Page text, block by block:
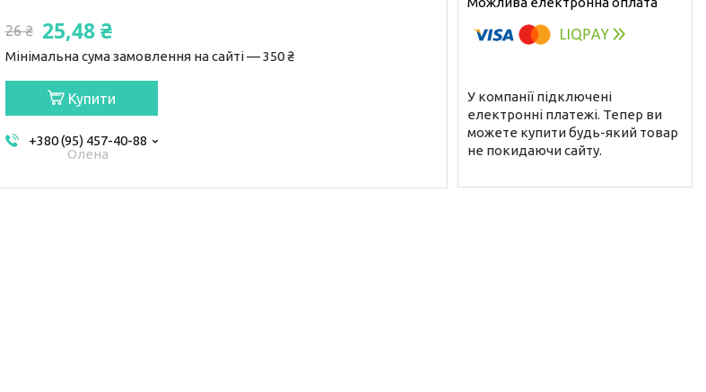
26 ₴ 25,48 ₴
Мінімальна сума замовлення на сайті — 350 ₴
Купити
+380 (95) 457-40-88
Олена
У компанії підключені
електронні платежі. Тепер ви
можете купити будь-який товар
не покидаючи сайту.